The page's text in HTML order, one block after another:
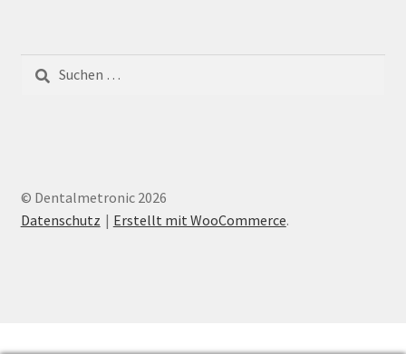
nach:
© Dentalmetronic 2026
Datenschutz
Erstellt mit WooCommerce.